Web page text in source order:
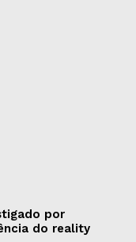
por
do reality